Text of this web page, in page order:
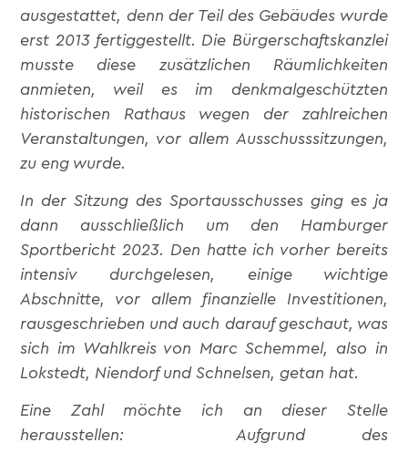
ausgestattet, denn der Teil des Gebäudes wurde
erst 2013 fertiggestellt. Die Bürgerschaftskanzlei
musste diese zusätzlichen Räumlichkeiten
anmieten, weil es im denkmalgeschützten
historischen Rathaus wegen der zahlreichen
Veranstaltungen, vor allem Ausschusssitzungen,
zu eng wurde.
In der Sitzung des Sportausschusses ging es ja
dann ausschließlich um den Hamburger
Sportbericht 2023. Den hatte ich vorher bereits
intensiv durchgelesen, einige wichtige
Abschnitte, vor allem finanzielle Investitionen,
rausgeschrieben und auch darauf geschaut, was
sich im Wahlkreis von Marc Schemmel, also in
Lokstedt, Niendorf und Schnelsen, getan hat.
Eine Zahl möchte ich an dieser Stelle
herausstellen: Aufgrund des